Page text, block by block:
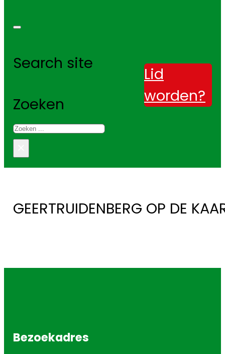
Search site
Zoeken
Lid
worden?
GEERTRUIDENBERG OP DE
Bezoekadres